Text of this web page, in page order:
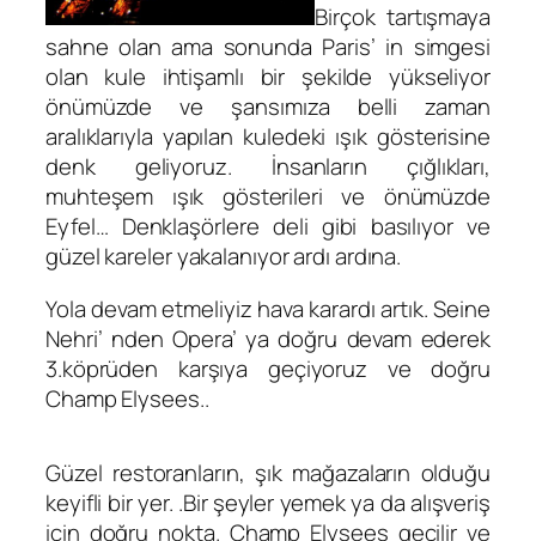
Birçok tartışmaya
sahne olan ama sonunda Paris’ in simgesi
olan kule ihtişamlı bir şekilde yükseliyor
önümüzde ve şansımıza belli zaman
aralıklarıyla yapılan kuledeki ışık gösterisine
denk geliyoruz. İnsanların çığlıkları,
muhteşem ışık gösterileri ve önümüzde
Eyfel… Denklaşörlere deli gibi basılıyor ve
güzel kareler yakalanıyor ardı ardına.
Yola devam etmeliyiz hava karardı artık. Seine
Nehri’ nden Opera’ ya doğru devam ederek
3.köprüden karşıya geçiyoruz ve doğru
Champ Elysees..
Güzel restoranların, şık mağazaların olduğu
keyifli bir yer. .Bir şeyler yemek ya da alışveriş
için doğru nokta. Champ Elysees geçilir ve